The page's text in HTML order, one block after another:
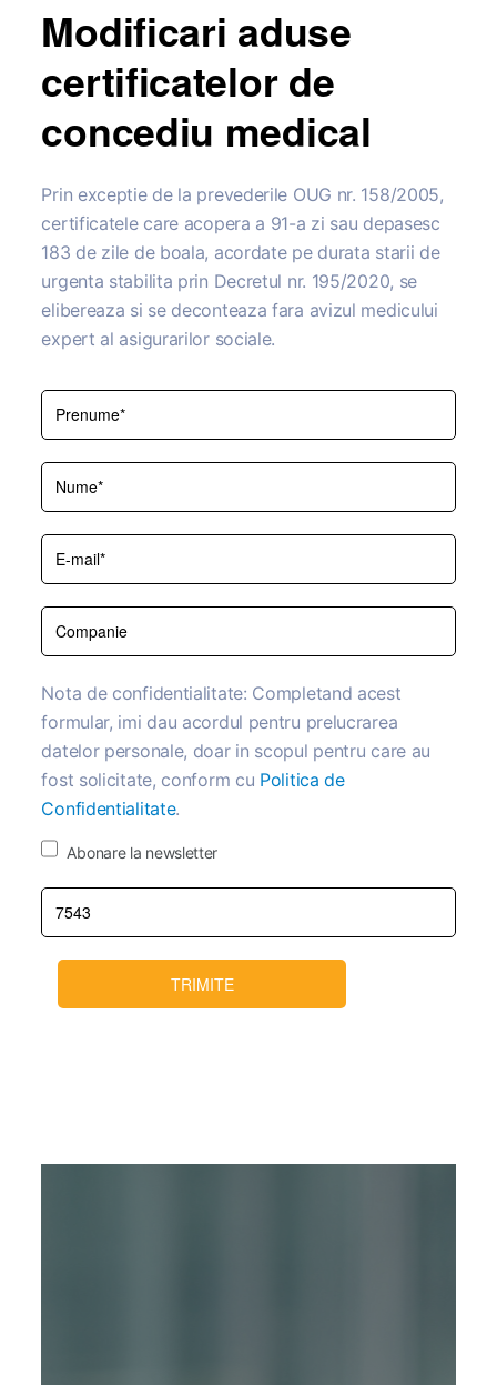
Modificari aduse
certificatelor de
concediu medical
Prin exceptie de la prevederile OUG nr. 158/2005,
certificatele care acopera a 91-a zi sau depasesc
183 de zile de boala, acordate pe durata starii de
urgenta stabilita prin Decretul nr. 195/2020, se
elibereaza si se deconteaza fara avizul medicului
expert al asigurarilor sociale.
Nota de confidentialitate: Completand acest
formular, imi dau acordul pentru prelucrarea
datelor personale, doar in scopul pentru care au
fost solicitate, conform cu Politica de
Confidentialitate.
Abonare la newsletter
TRIMITE